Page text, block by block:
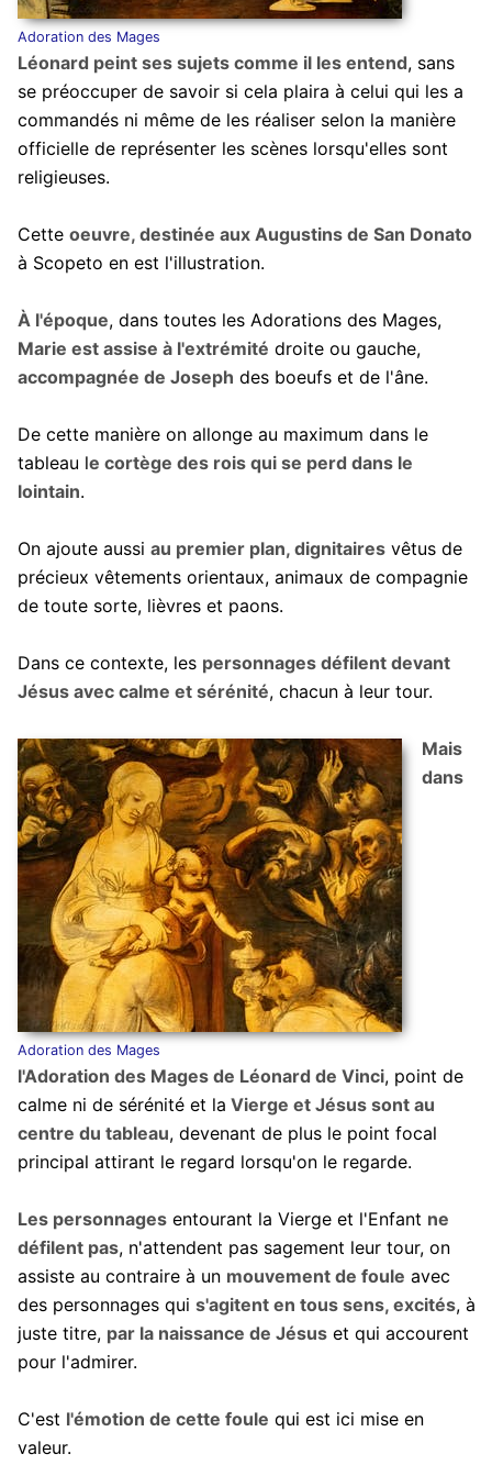
Adoration des Mages
Léonard peint ses sujets comme il les entend, sans
se préoccuper de savoir si cela plaira à celui qui les a
commandés ni même de les réaliser selon la manière
officielle de représenter les scènes lorsqu'elles sont
religieuses.
Cette oeuvre, destinée aux Augustins de San Donato
à Scopeto en est l'illustration.
À l'époque, dans toutes les Adorations des Mages,
Marie est assise à l'extrémité droite ou gauche,
accompagnée de Joseph des boeufs et de l'âne.
De cette manière on allonge au maximum dans le
tableau le cortège des rois qui se perd dans le
lointain.
On ajoute aussi au premier plan, dignitairesvêtus de
précieux vêtements orientaux, animaux de compagnie
de toute sorte, lièvres et paons.
Dans ce contexte, les personnages défilent devant
Jésus avec calme et sérénité, chacun à leur tour.
Adoration des Mages
Mais
dans
l'Adoration des Mages de Léonard de Vinci, point de
calme ni de sérénité et la Vierge et Jésus sont au
centre du tableau, devenant de plus le point focal
principal attirant le regard lorsqu'on le regarde.
Les personnagesentourant la Vierge et l'Enfant ne
défilent pas, n'attendent pas sagement leur tour, on
assiste au contraire à un mouvement de foule avec
des personnages qui s'agitent en tous sens, excités, à
juste titre, par la naissance de Jésuset qui accourent
pour l'admirer.
C'est l'émotion de cette foule qui est ici mise en
valeur.